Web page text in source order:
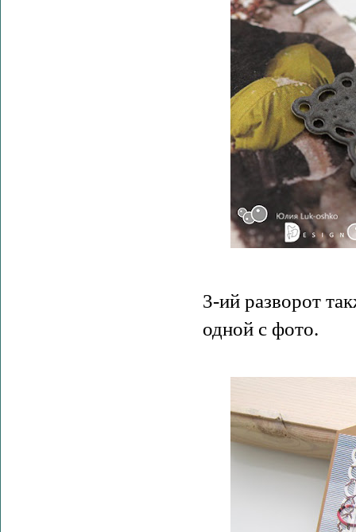
3-ий разворот
одной с фото.